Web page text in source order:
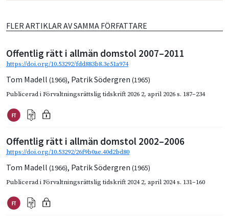
FLER ARTIKLAR AV SAMMA FÖRFATTARE
Offentlig rätt i allmän domstol 2007–2011
https://doi.org/10.53292/fdd883b8.3e51a974
Tom Madell (1966), Patrik Södergren (1965)
Publicerad iFörvaltningsrättslig tidskrift 2026 2, april 2026s. 187–234
Offentlig rätt i allmän domstol 2002–2006
https://doi.org/10.53292/26f9b0ae.40d2bd80
Tom Madell (1966), Patrik Södergren (1965)
Publicerad iFörvaltningsrättslig tidskrift 2024 2, april 2024s. 131–160